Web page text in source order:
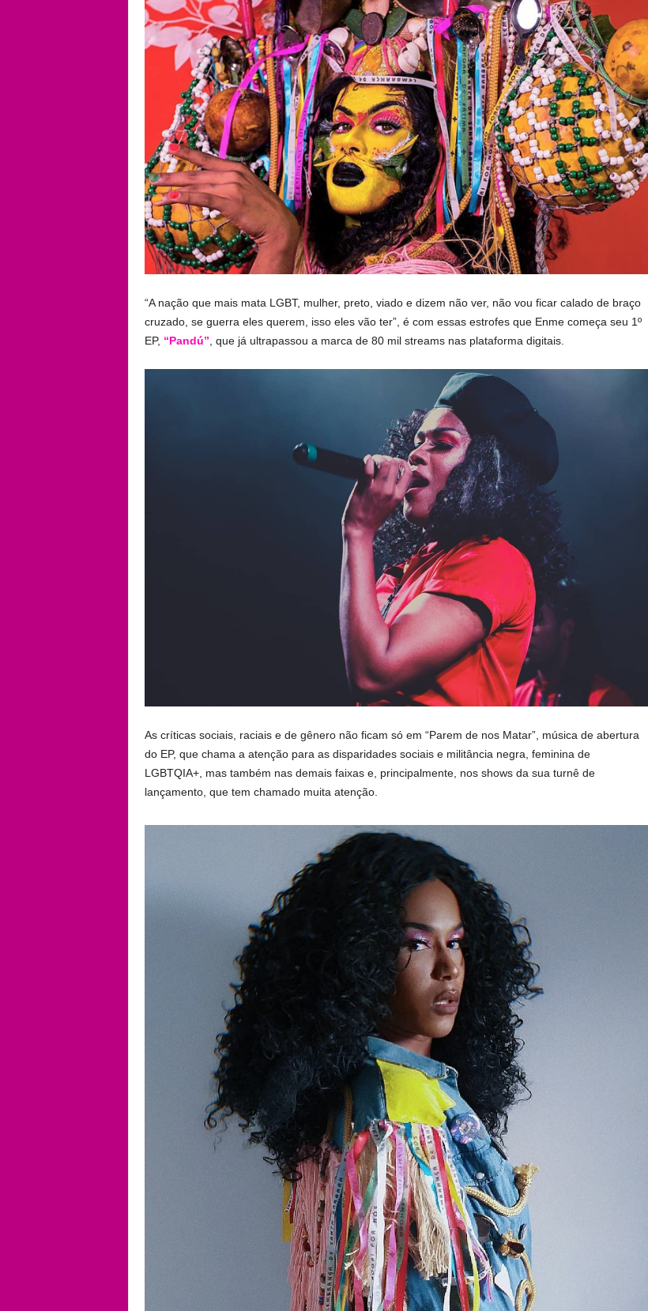
“A nação que mais mata LGBT, mulher, preto, viado e dizem não ver, não vou ficar calado de braço
cruzado, se guerra eles querem, isso eles vão ter”, é com essas estrofes que Enme começa seu 1º
EP, “Pandú”, que já ultrapassou a marca de 80 mil streams nas plataforma digitais.
As críticas sociais, raciais e de gênero não ficam só em “Parem de nos Matar”, música de abertura
do EP, que chama a atenção para as disparidades sociais e militância negra, feminina de
LGBTQIA+, mas também nas demais faixas e, principalmente, nos shows da sua turnê de
lançamento, que tem chamado muita atenção.